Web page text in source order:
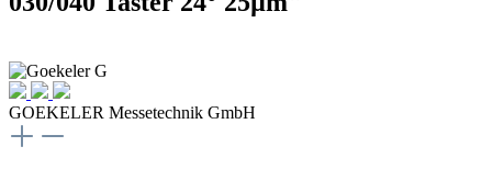
GOEKELER Messetechnik GmbH